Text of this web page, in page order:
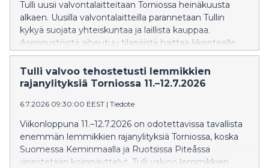
Tulli uusii valvontalaitteitaan Torniossa heinäkuusta
alkaen. Uusilla valvontalaitteilla parannetaan Tullin
kykyä suojata yhteiskuntaa ja laillista kauppaa.
Asennustöistä aiheutuu tilapäistä haittaa liikenteelle,
mutta vaikutusten arvioidaan jäävän vähäisiksi.
Tulli valvoo tehostetusti lemmikkien
rajanylityksiä Torniossa 11.–12.7.2026
6.7.2026 09:30:00 EEST | Tiedote
Viikonloppuna 11.–12.7.2026 on odotettavissa tavallista
enemmän lemmikkien rajanylityksiä Torniossa, koska
Suomessa Keminmaalla ja Ruotsissa Piteåssa
järjestetään koiranäyttelyt. Tulli valvoo lemmikkien